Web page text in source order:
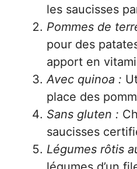
les saucisses
Pommes de
pour des
apport en
Avec quinoa :
place des
Sans gluten :
saucisses
Légumes rôtis